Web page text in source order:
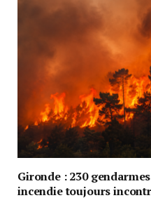
Gironde : 230
incendie toujours